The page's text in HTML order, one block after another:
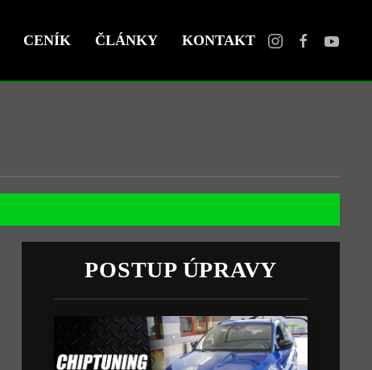
CENÍK ČLÁNKY KONTAKT
POSTUP ÚPRAVY